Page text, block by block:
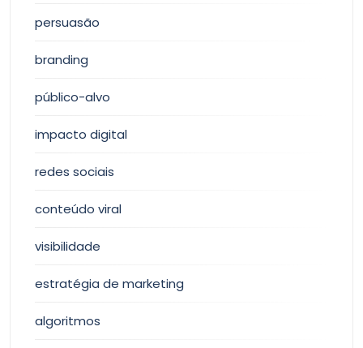
persuasão
branding
público-alvo
impacto digital
redes sociais
conteúdo viral
visibilidade
estratégia de marketing
algoritmos